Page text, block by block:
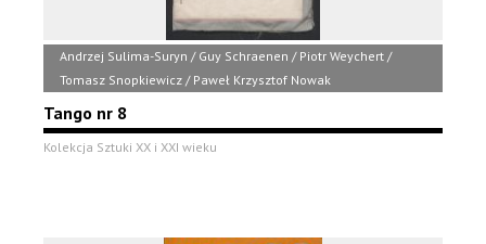
Andrzej Sulima-Suryn / Guy Schraenen / Piotr Weychert /
Tomasz Snopkiewicz / Paweł Krzysztof Nowak
Tango nr 8
Kolekcja Sztuki XX i XXI wieku